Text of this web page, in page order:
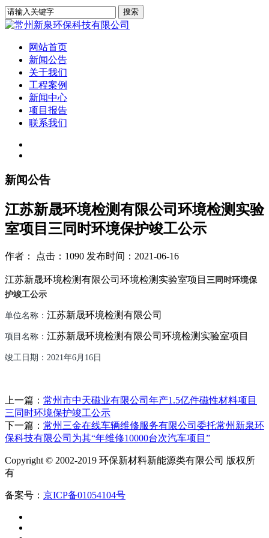
网站首页
新闻公告
关于我们
工程案例
新闻中心
项目报告
联系我们
新闻公告
江苏新晟环境检测有限公司环境检测实验
室项目三同时环境保护竣工公示
作者： 点击：1090 发布时间：2021-06-16
江苏新晟环境检测有限公司环境检测实验室项目 三同时环境保
护竣工公示
单位名称： 江苏新晟环境检测有限公司
项目名称： 江苏新晟环境检测有限公司环境检测实验室项目
竣工日期： 2021年6 月 16日
上一篇： 常州市中天磁业有限公司年产1.5亿件磁性材料项目
三同时环境保护竣工公示
下一篇： 常州三金在线车辆维修服务有限公司委托常州新泉环
保科技有限公司为其“年维修10000台次汽车项目”
Copyright © 2002-2019 环保新材料新能源类有限公司 版权所
有
备案号： 京ICP备01054104号